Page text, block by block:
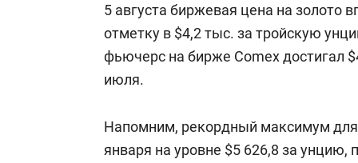
5 августа биржевая цена на золото
отметку в $4,2 тыс. за тройскую
фьючерс на бирже Comex достигал
июля.
Напомним, рекордный максимум
января на уровне $5 626,8 за унцию,